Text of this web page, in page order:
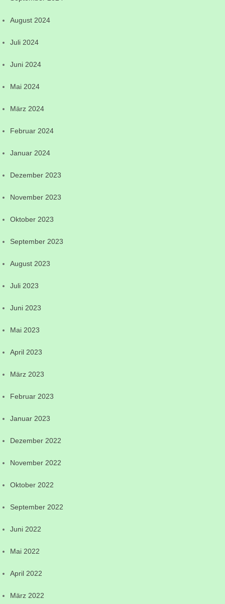
August 2024
Juli 2024
Juni 2024
Mai 2024
März 2024
Februar 2024
Januar 2024
Dezember 2023
November 2023
Oktober 2023
September 2023
August 2023
Juli 2023
Juni 2023
Mai 2023
April 2023
März 2023
Februar 2023
Januar 2023
Dezember 2022
November 2022
Oktober 2022
September 2022
Juni 2022
Mai 2022
April 2022
März 2022